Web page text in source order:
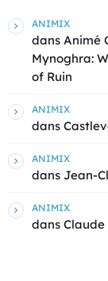
ANIMIX
dans Animé
Mynoghra:
of Ruin
ANIMIX
dans
ANIMIX
dans Jean-
ANIMIX
dans